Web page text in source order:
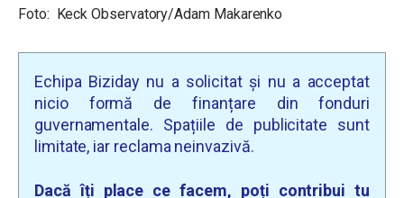
Foto: Keck Observatory/Adam Makarenko
Echipa Biziday nu a solicitat și nu a acceptat
nicio formă de finanțare din fonduri
guvernamentale. Spațiile de publicitate sunt
limitate, iar reclama neinvazivă.
Dacă îți place ce facem, poți contribui tu